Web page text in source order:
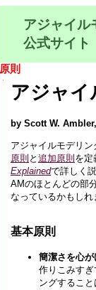
アジャイル
公式サイト
原則
アジャイ
by Scott W.
アジャイルモデリ
原則 と 追加原則 を定
Explainedで詳しく
AMのほとんどの部
なっているかもしれ
基本原則
簡潔さを心が
作りこみす
ングするこ